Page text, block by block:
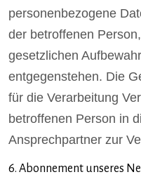
personenbezogene
der betroffenen
gesetzlichen
entgegenstehen. Die
für die Verarbeitung
betroffenen Person in
Ansprechpartner zur
6. Abonnement unseres